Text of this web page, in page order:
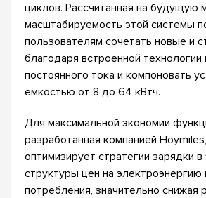
циклов. Рассчитанная на будущую
масштабируемость этой системы
пользователям сочетать новые и
благодаря встроенной технологии
постоянного тока и компоновать
емкостью от 8 до 64 кВтч.
Для максимальной экономии
разработанная компанией
оптимизирует стратегии зарядки
структуры цен на электроэнергию
потребления, значительно снижая